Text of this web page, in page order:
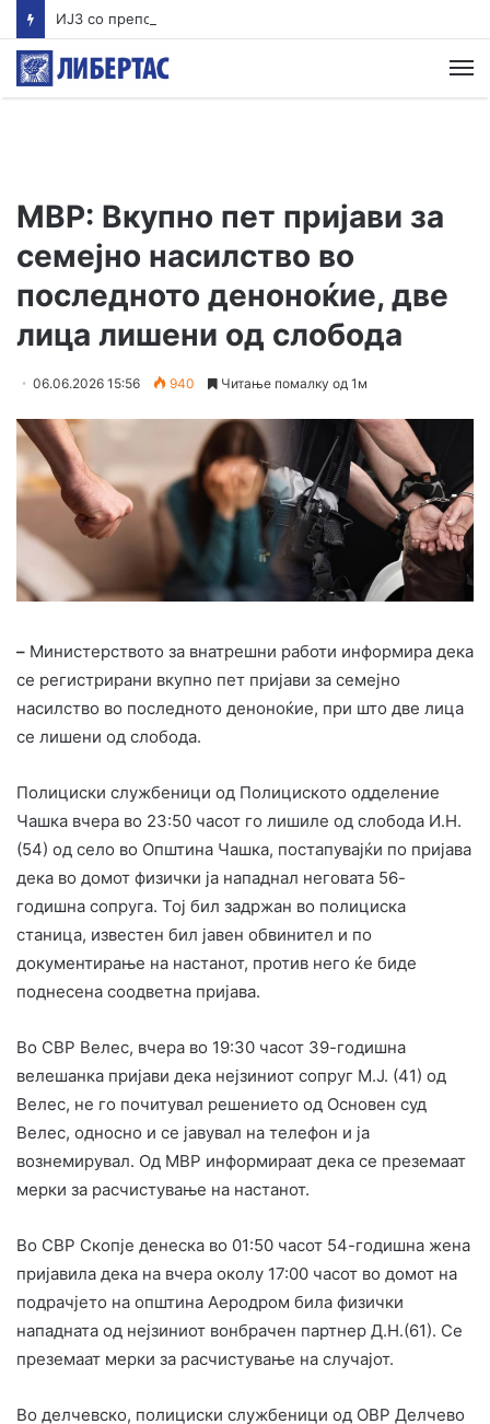
МВР: Вкупно пет пријави за
семејно насилство во
последното деноноќие, две
лица лишени од слобода
06.06.2026 15:56 940 Читање помалку од 1м
– Министерството за внатрешни работи информира дека
се регистрирани вкупно пет пријави за семејно
насилство во последното деноноќие, при што две лица
се лишени од слобода.
Полициски службеници од Полициското одделение
Чашка вчера во 23:50 часот го лишиле од слобода И.Н.
(54) од село во Општина Чашка, постапувајќи по пријава
дека во домот физички ја нападнал неговата 56-
годишна сопруга. Тој бил задржан во полициска
станица, известен бил јавен обвинител и по
документирање на настанот, против него ќе биде
поднесена соодветна пријава.
Во СВР Велес, вчера во 19:30 часот 39-годишна
велешанка пријави дека нејзиниот сопруг М.Ј. (41) од
Велес, не го почитувал решението од Основен суд
Велес, односно и се јавувал на телефон и ја
вознемирувал. Од МВР информираат дека се преземаат
мерки за расчистување на настанот.
Во СВР Скопје денеска во 01:50 часот 54-годишна жена
пријавила дека на вчера околу 17:00 часот во домот на
подрачјето на општина Аеродром била физички
нападната од нејзиниот вонбрачен партнер Д.Н.(61). Се
преземаат мерки за расчистување на случајот.
Во делчевско, полициски службеници од ОВР Делчево